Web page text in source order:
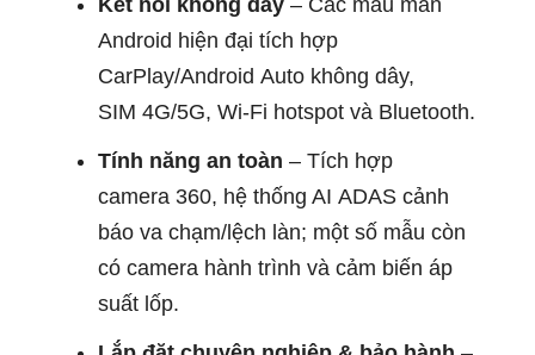
Kết nối không dây – Các mẫu màn
Android hiện đại tích hợp
CarPlay/Android Auto không dây,
SIM 4G/5G, Wi‑Fi hotspot và Bluetooth.
Tính năng an toàn – Tích hợp
camera 360, hệ thống AI ADAS cảnh
báo va chạm/lệch làn; một số mẫu còn
có camera hành trình và cảm biến áp
suất lốp.